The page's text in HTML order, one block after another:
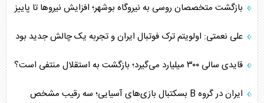
بازگشت متخصصان روسی به نیروگاه بوشهر؛ افزایش نیروها تا پاییز
علی نعمتی: اولویتم ترک فوتبال ایران و تجربه یک چالش جدید بود
قایدی سالی ۳۰۰ میلیارد می‌گیرد؛ بازگشت به استقلال منتفی است؟
ایران در گروه B بسکتبال بازی‌های آسیایی؛ سه رقیب مشخص